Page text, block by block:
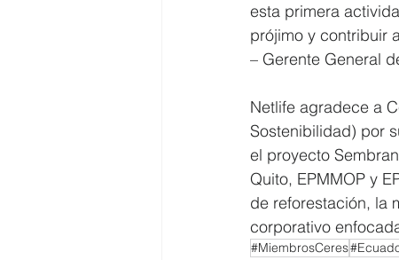
esta primera
prójimo y contribuir
– Gerente General
Netlife agradece a
Sostenibilidad) por
el proyecto
Quito, EPMMOP y
de reforestación, la
corporativo
#MiembrosCeres